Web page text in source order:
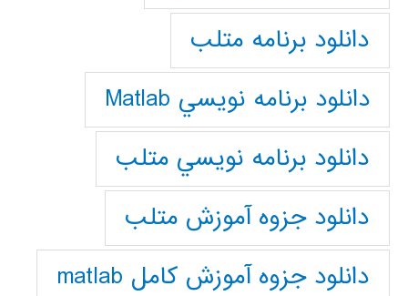
دانلود برنامه متلب
دانلود برنامه نويسي Matlab
دانلود برنامه نويسي متلب
دانلود جزوه آموزش متلب
دانلود جزوه آموزش کامل matlab